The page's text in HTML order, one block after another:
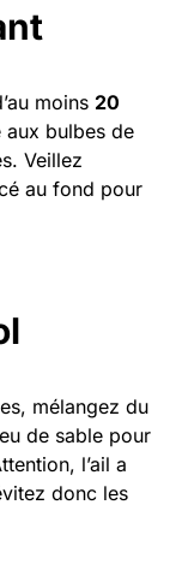
moins 20
bulbes de
Veillez
au fond pour
mélangez du
de sable pour
l’ail a
donc les